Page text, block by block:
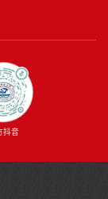
抖音